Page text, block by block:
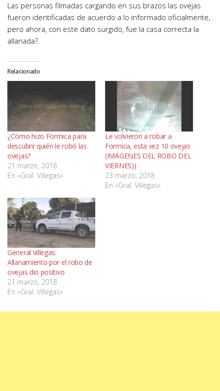
Las personas filmadas cargando en sus brazos las ovejas
fueron identificadas de acuerdo a lo informado oficialmente,
pero ahora, con este dato surgido, fue la casa correcta la
allanada?.
Relacionado
¿Cómo hizo Formica para
descubrir quién le robó las
ovejas?
21 marzo, 2018
En «Gral. Villegas»
Le volvieron a robar a
Formica, esta vez 10 ovejas
(IMÁGENES DEL ROBO DEL
VIERNES))
23 marzo, 2018
En «Gral. Villegas»
General Villegas:
Allanamiento por el robo de
ovejas dio positivo
21 marzo, 2018
En «Gral. Villegas»